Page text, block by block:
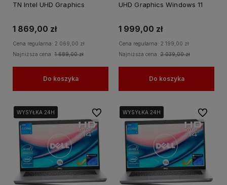
TN Intel UHD Graphics
1 869,00 zł
Cena regularna: 2 069,00 zł
Najniższa cena: 1 689,00 zł
Do koszyka
UHD Graphics Windows 11
1 999,00 zł
Cena regularna: 2 199,00 zł
Najniższa cena: 2 039,00 zł
Do koszyka
WYSYŁKA 24H
WYSYŁKA 24H Do ulubionychWYSYŁKA 24H
WYSYŁKA 24H
WYSYŁKA 24H Do